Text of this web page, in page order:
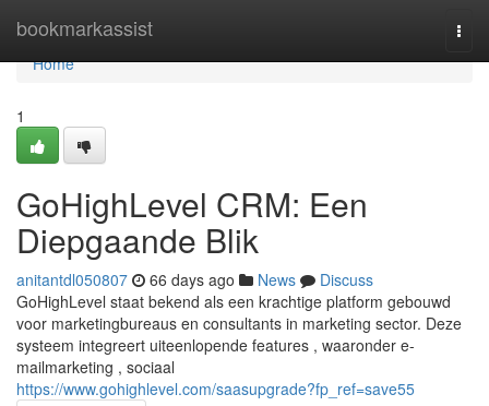
bookmarkassist
Home
Home
1
GoHighLevel CRM: Een
Diepgaande Blik
anitantdl050807 66 days ago News
Discuss
GoHighLevel staat bekend als een krachtige platform gebouwd
voor marketingbureaus en consultants in marketing sector. Deze
systeem integreert uiteenlopende features , waaronder e-
mailmarketing , sociaal
https://www.gohighlevel.com/saasupgrade?fp_ref=save55